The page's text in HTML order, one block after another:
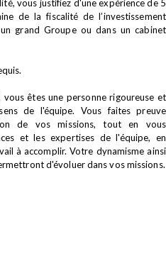
vous justifiez d'une expérience de 5
de la fiscalité de l’investissement
grand Groupe ou dans un cabinet
êtes une personne rigoureuse et
de l'équipe. Vous faites preuve
de vos missions, tout en vous
et les expertises de l'équipe, en
à accomplir. Votre dynamisme ainsi
d'évoluer dans vos missions.